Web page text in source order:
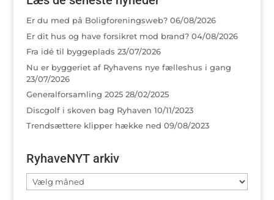
Er du med på Boligforeningsweb? 06/08/2026
Er dit hus og have forsikret mod brand? 04/08/2026
Fra idé til byggeplads 23/07/2026
Nu er byggeriet af Ryhavens nye fælleshus i gang
23/07/2026
Generalforsamling 2025 28/02/2025
Discgolf i skoven bag Ryhaven 10/11/2023
Trendsættere klipper hække ned 09/08/2023
RyhaveNYT arkiv
RyhaveNYT
arkiv